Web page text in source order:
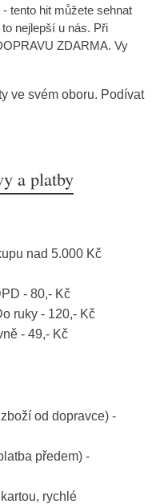
- tento hit můžete sehnat
nejlepší u nás. Při
ZDARMA. Vy
ve svém oboru. Podívat
a platby
nad 5.000 Kč
- 80,- Kč
ruky - 120,- Kč
- 49,- Kč
od dopravce) -
předem) -
rychlé